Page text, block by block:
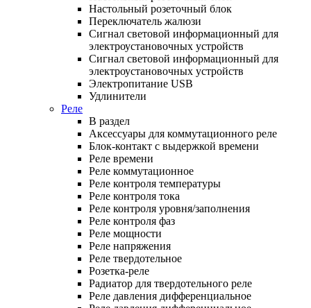
Настольный розеточный блок
Переключатель жалюзи
Сигнал световой информационный для
электроустановочных устройств
Сигнал световой информационный для
электроустановочных устройств
Электропитание USB
Удлинители
Реле
В раздел
Аксессуары для коммутационного реле
Блок-контакт с выдержкой времени
Реле времени
Реле коммутационное
Реле контроля температуры
Реле контроля тока
Реле контроля уровня/заполнения
Реле контроля фаз
Реле мощности
Реле напряжения
Реле твердотельное
Розетка-реле
Радиатор для твердотельного реле
Реле давления дифференциальное